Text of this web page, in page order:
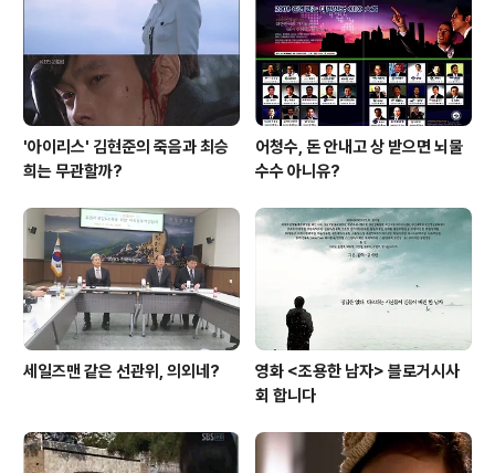
'아이리스' 김현준의 죽음과 최승
희는 무관할까?
어청수, 돈 안내고 상 받으면 뇌물
수수 아니유?
세일즈맨 같은 선관위, 의외네?
영화 <조용한 남자> 블로거시사
회 합니다